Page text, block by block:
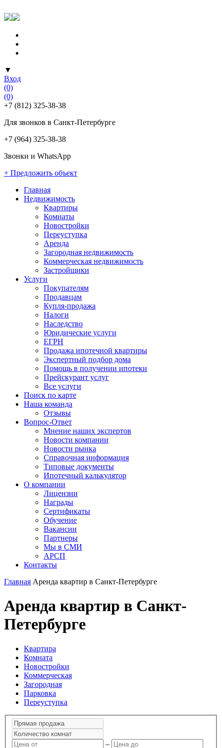
▼
Вход
(0)
(0)
+7 (812) 325-38-38
Для звонков в Санкт-Петербурге
+7 (964) 325-38-38
Звонки и WhatsApp
+ Предложить объект
Главная
Недвижимость
Квартиры
Комнаты
Новостройки
Переуступка
Аренда
Загородная недвижимость
Коммерческая недвижимость
Застройщики
Услуги
Покупателям
Продавцам
Купля-продажа
Налоги
Наследство
Юридические услуги
ЕГРН
Продажа ипотечной квартиры
Экспертный подбор дома
Помощь в получении ипотеки
Прейскурант услуг
Все услуги
Поиск по карте
Наша команда
Отзывы
Вопрос-Ответ
Мнение наших экспертов
Новости компании
Новости рынка
Справочная информация
Типовые документы
Ипотечный калькулятор
О компании
Лицензии
Награды
Сертификаты
Обучение
Вакансии
Партнеры
Мы в СМИ
АРСП
Контакты
Главная Аренда квартир в Санкт-Петербурге
Аренда квартир в Санкт-
Петербурге
Квартира
Комната
Новостройки
Коммерческая
Загородная
Парковка
Переуступка
–